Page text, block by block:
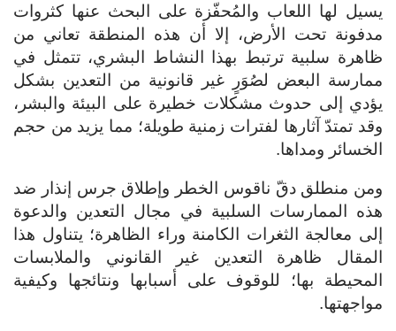
يسيل لها اللعاب والمُحفّزة على البحث عنها كثروات
مدفونة تحت الأرض، إلا أن هذه المنطقة تعاني من
ظاهرة سلبية ترتبط بهذا النشاط البشري، تتمثل في
ممارسة البعض لصُوَرٍ غير قانونية من التعدين بشكل
يؤدي إلى حدوث مشكلات خطيرة على البيئة والبشر،
وقد تمتدّ آثارها لفترات زمنية طويلة؛ مما يزيد من حجم
الخسائر ومداها.
ومن منطلق دقّ ناقوس الخطر وإطلاق جرس إنذار ضد
هذه الممارسات السلبية في مجال التعدين والدعوة
إلى معالجة الثغرات الكامنة وراء الظاهرة؛ يتناول هذا
المقال ظاهرة التعدين غير القانوني والملابسات
المحيطة بها؛ للوقوف على أسبابها ونتائجها وكيفية
مواجهتها.